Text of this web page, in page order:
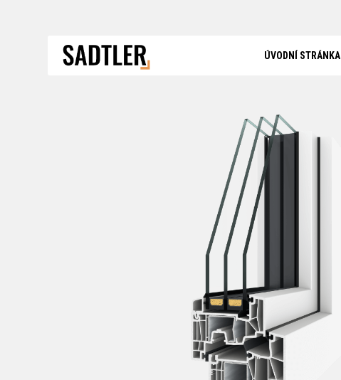
ÚVODNÍ STRÁNKA